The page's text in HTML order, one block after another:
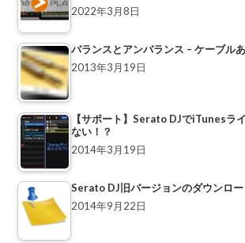
2022年3月8日
バランスとアンバランス – ケーブル
2013年3月19日
【サポート】Serato DJでiTunesラ
ない！？
2014年3月19日
Serato DJ旧バージョンのダウンロ
2014年9月22日